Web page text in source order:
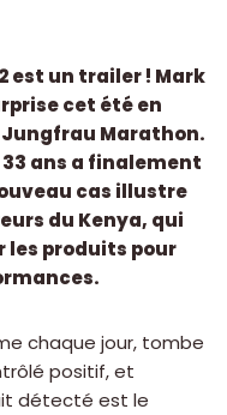
est un trailer ! Mark
cet été en
Marathon.
ans a finalement
cas illustre
du Kenya, qui
les produits pour
chaque jour, tombe
positif, et
détecté est le